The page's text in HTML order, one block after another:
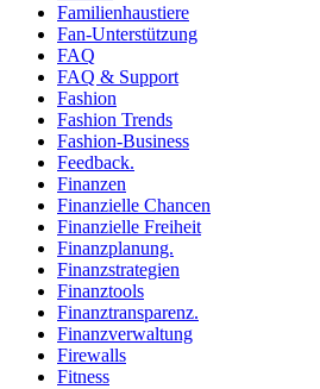
Familienhaustiere
Fan-Unterstützung
FAQ
FAQ & Support
Fashion
Fashion Trends
Fashion-Business
Feedback.
Finanzen
Finanzielle Chancen
Finanzielle Freiheit
Finanzplanung.
Finanzstrategien
Finanztools
Finanztransparenz.
Finanzverwaltung
Firewalls
Fitness